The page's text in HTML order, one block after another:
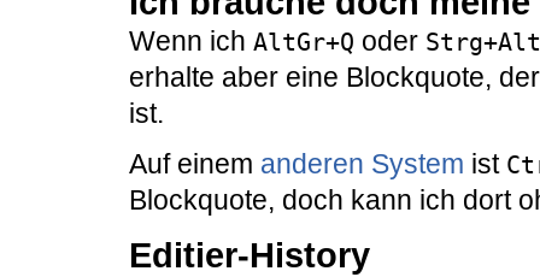
Wenn ich AltGr+Q oder
erhalte aber eine Blockquote,
ist.
Auf einem anderen System ist
Blockquote, doch kann ich dort
Editier-History